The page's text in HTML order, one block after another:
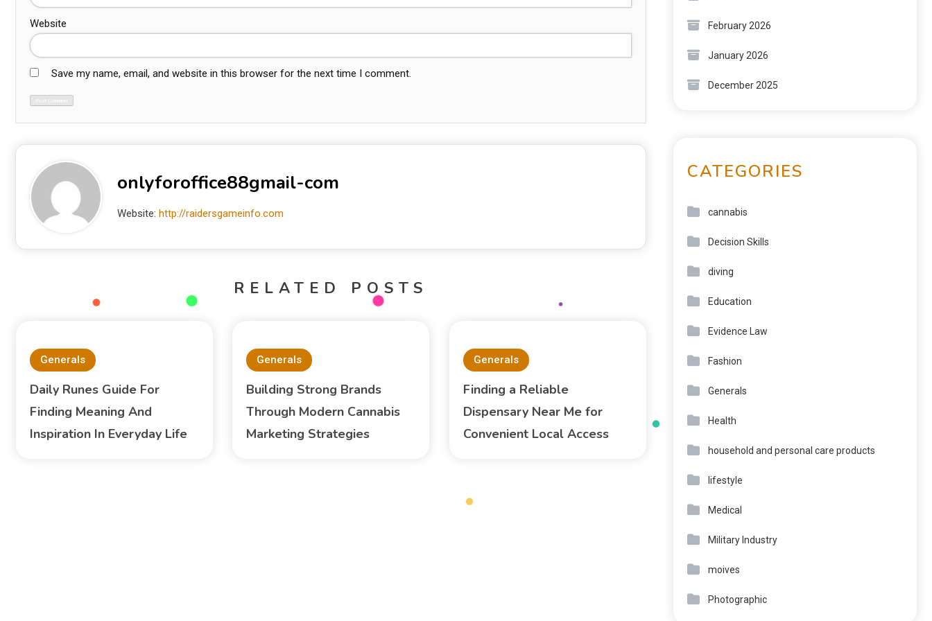
Website
Save my name, email, and website in this browser for the next time I comment.
onlyforoffice88gmail-com
Website: http://raidersgameinfo.com
RELATED POSTS
Generals
Daily Runes Guide For
Finding Meaning And
Inspiration In Everyday Life
Generals
Building Strong Brands
Through Modern Cannabis
Marketing Strategies
Generals
Finding a Reliable
Dispensary Near Me for
Convenient Local Access
February 2026
January 2026
December 2025
CATEGORIES
cannabis
Decision Skills
diving
Education
Evidence Law
Fashion
Generals
Health
household and personal care products
lifestyle
Medical
Military Industry
moives
Photographic